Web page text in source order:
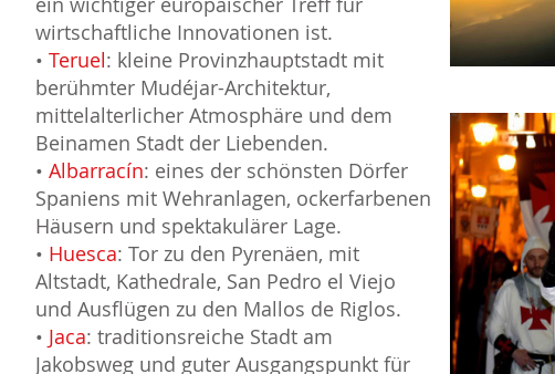
wirtschaftliche Innovationen ist.
• Teruel: kleine Provinzhauptstadt mit
berühmter Mudéjar-Architektur,
mittelalterlicher Atmosphäre und dem
Beinamen Stadt der Liebenden.
• Albarracín: eines der schönsten Dörfer
Spaniens mit Wehranlagen, ockerfarbenen
Häusern und spektakulärer Lage.
• Huesca: Tor zu den Pyrenäen, mit
Altstadt, Kathedrale, San Pedro el Viejo
und Ausflügen zu den Mallos de Riglos.
• Jaca: traditionsreiche Stadt am
Jakobsweg und guter Ausgangspunkt für